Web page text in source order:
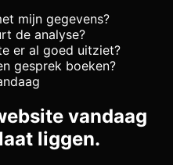
mijn gegevens?
de analyse?
er al goed uitziet?
gesprek boeken?
vandaag
liggen.